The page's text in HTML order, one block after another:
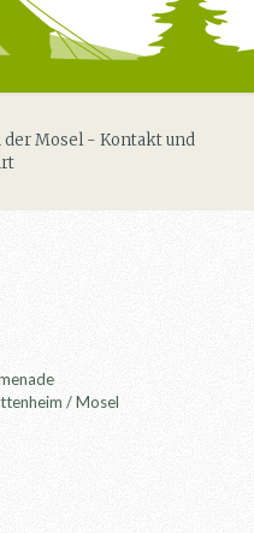
Mosel - Kontakt und
/ Mosel